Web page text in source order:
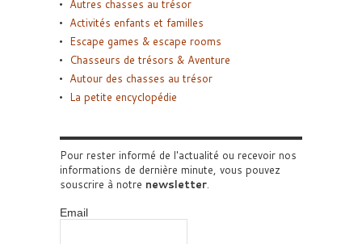
Autres chasses au trésor
Activités enfants et familles
Escape games & escape rooms
Chasseurs de trésors & Aventure
Autour des chasses au trésor
La petite encyclopédie
Pour rester informé de l'actualité ou recevoir nos
informations de dernière minute, vous pouvez
souscrire à notre newsletter.
Email